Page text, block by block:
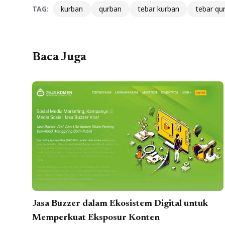
TAG: kurban qurban tebar kurban tebar
Baca Juga
Jasa Buzzer dalam Ekosistem Digital untuk
Memperkuat Eksposur Konten